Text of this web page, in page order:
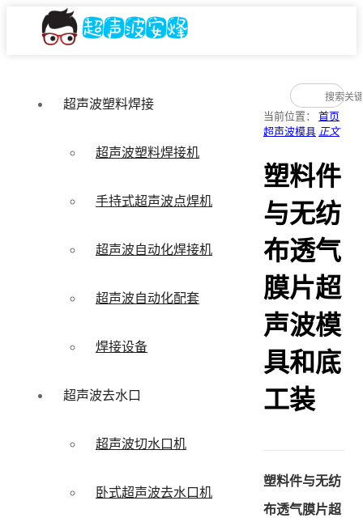
超声波塑料焊接
超声波塑料焊接机
手持式超声波点焊机
超声波自动化焊接机
超声波自动化配套
焊接设备
超声波去水口
超声波切水口机
卧式超声波去水口机
当前位置： 首页
超声波模具 正文
塑料件
与无纺
布透气
膜片超
声波模
具和底
工装
塑料件与无纺
布透气膜片超